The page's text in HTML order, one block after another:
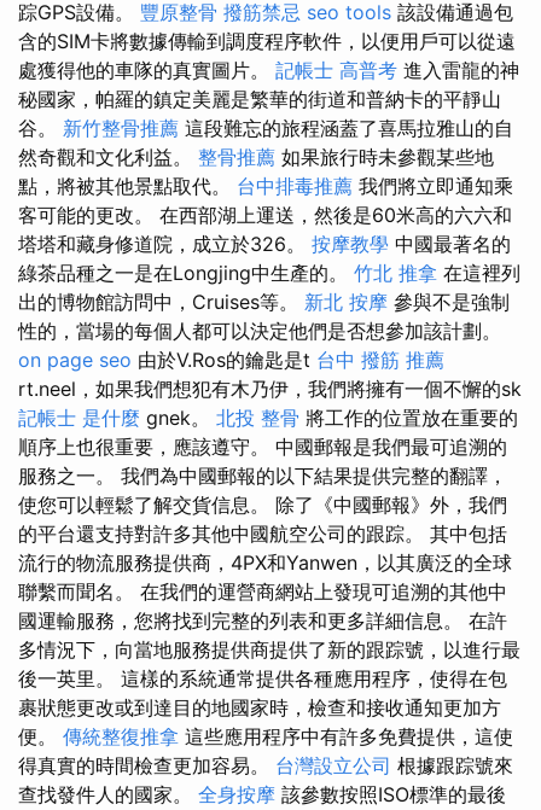
踪GPS設備。 豐原整骨 撥筋禁忌 seo tools 該設備通過包
含的SIM卡將數據傳輸到調度程序軟件，以便用戶可以從遠
處獲得他的車隊的真實圖片。 記帳士 高普考 進入雷龍的神
秘國家，帕羅的鎮定美麗是繁華的街道和普納卡的平靜山
谷。 新竹整骨推薦 這段難忘的旅程涵蓋了喜馬拉雅山的自
然奇觀和文化利益。 整骨推薦 如果旅行時未參觀某些地
點，將被其他景點取代。 台中排毒推薦 我們將立即通知乘
客可能的更改。 在西部湖上運送，然後是60米高的六六和
塔塔和藏身修道院，成立於326。 按摩教學 中國最著名的
綠茶品種之一是在Longjing中生產的。 竹北 推拿 在這裡列
出的博物館訪問中，Cruises等。 新北 按摩 參與不是強制
性的，當場的每個人都可以決定他們是否想參加該計劃。
on page seo 由於V.Ros的鑰匙是t 台中 撥筋 推薦
rt.neel，如果我們想犯有木乃伊，我們將擁有一個不懈的sk
記帳士 是什麼 gnek。 北投 整骨 將工作的位置放在重要的
順序上也很重要，應該遵守。 中國郵報是我們最可追溯的
服務之一。 我們為中國郵報的以下結果提供完整的翻譯，
使您可以輕鬆了解交貨信息。 除了《中國郵報》外，我們
的平台還支持對許多其他中國航空公司的跟踪。 其中包括
流行的物流服務提供商，4PX和Yanwen，以其廣泛的全球
聯繫而聞名。 在我們的運營商網站上發現可追溯的其他中
國運輸服務，您將找到完整的列表和更多詳細信息。 在許
多情況下，向當地服務提供商提供了新的跟踪號，以進行最
後一英里。 這樣的系統通常提供各種應用程序，使得在包
裹狀態更改或到達目的地國家時，檢查和接收通知更加方
便。 傳統整復推拿 這些應用程序中有許多免費提供，這使
得真實的時間檢查更加容易。 台灣設立公司 根據跟踪號來
查找發件人的國家。 全身按摩 該參數按照ISO標準的最後